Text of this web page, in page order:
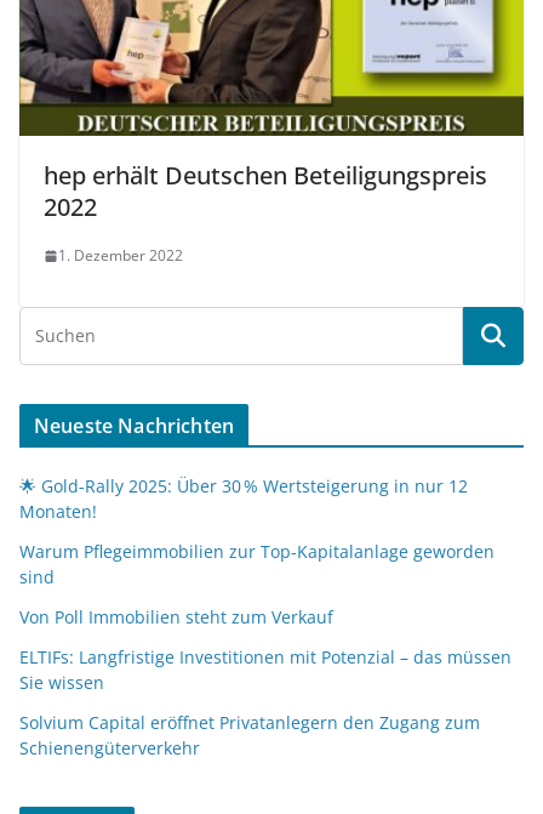
hep erhält Deutschen Beteiligungspreis
2022
1. Dezember 2022
Neueste Nachrichten
🌟 Gold-Rally 2025: Über 30 % Wertsteigerung in nur 12
Monaten!
Warum Pflegeimmobilien zur Top-Kapitalanlage geworden
sind
Von Poll Immobilien steht zum Verkauf
ELTIFs: Langfristige Investitionen mit Potenzial – das müssen
Sie wissen
Solvium Capital eröffnet Privatanlegern den Zugang zum
Schienengüterverkehr